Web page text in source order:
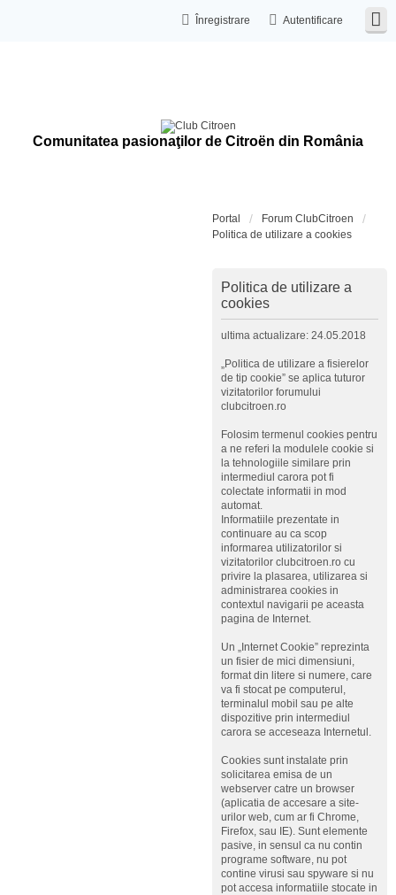
Autentificare
Înregistrare
Comunitatea pasionaţilor de Citroën din România
Portal
Forum ClubCitroen
Politica de utilizare a cookies
Politica de utilizare a
cookies
ultima actualizare: 24.05.2018
„Politica de utilizare a fisierelor
de tip cookie” se aplica tuturor
vizitatorilor forumului
clubcitroen.ro
Folosim termenul cookies pentru
a ne referi la modulele cookie si
la tehnologiile similare prin
intermediul carora pot fi
colectate informatii in mod
automat.
Informatiile prezentate in
continuare au ca scop
informarea utilizatorilor si
vizitatorilor clubcitroen.ro cu
privire la plasarea, utilizarea si
administrarea cookies in
contextul navigarii pe aceasta
pagina de Internet.
Un „Internet Cookie” reprezinta
un fisier de mici dimensiuni,
format din litere si numere, care
va fi stocat pe computerul,
terminalul mobil sau pe alte
dispozitive prin intermediul
carora se acceseaza Internetul.
Cookies sunt instalate prin
solicitarea emisa de un
webserver catre un browser
(aplicatia de accesare a site-
urilor web, cum ar fi Chrome,
Firefox, sau IE). Sunt elemente
pasive, in sensul ca nu contin
programe software, nu pot
contine virusi sau spyware si nu
pot accesa informatiile stocate in